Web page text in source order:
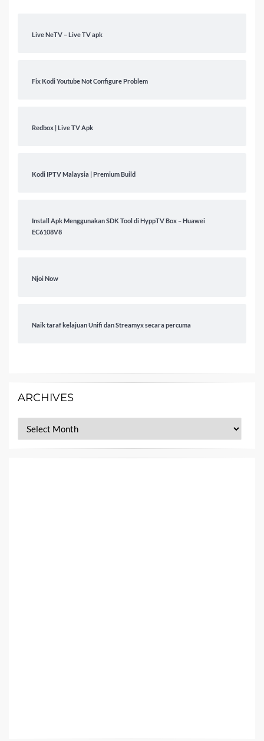
Live NeTV – Live TV apk
Fix Kodi Youtube Not Configure Problem
Redbox | Live TV Apk
Kodi IPTV Malaysia | Premium Build
Install Apk Menggunakan SDK Tool di HyppTV Box – Huawei
EC6108V8
Njoi Now
Naik taraf kelajuan Unifi dan Streamyx secara percuma
ARCHIVES
Archives